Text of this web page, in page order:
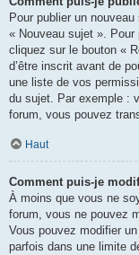
Pour publier un
« Nouveau sujet ». Pour
cliquez sur le bouton «
d’être inscrit avant de
une liste de vos
du sujet. Par exemple :
forum, vous pouvez
Haut
Comment puis-je
À moins que vous ne
forum, vous ne pouvez
Vous pouvez modifier
parfois dans une limite